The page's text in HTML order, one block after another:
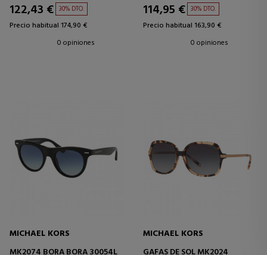
122,43 € 30% DTO.
Precio habitual 174,90 €
0 opiniones
114,95 € 30% DTO.
Precio habitual 163,90 €
0 opiniones
MICHAEL KORS
MICHAEL KORS